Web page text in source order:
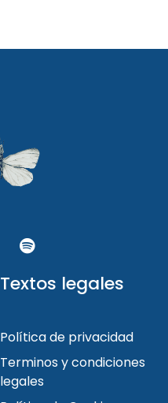
Textos legales
Política de privacidad
Terminos y condiciones
legales